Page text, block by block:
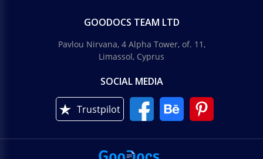
GOODOCS TEAM LTD
Pavlou Nirvana, 4 Alpha Tower, of. 11,
Limassol, Cyprus
SOCIAL MEDIA
Trustpilot